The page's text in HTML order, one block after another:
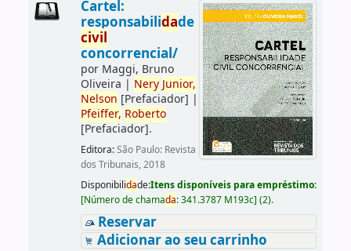
Cartel:
responsabilidade
civil
concorrencial/
por Maggi, Bruno
Oliveira | Nery Junior,
Nelson [Prefaciador] |
Pfeiffer, Roberto
[Prefaciador].
Editora:São Paulo: Revista
dos Tribunais, 2018
Disponibilidade:Itens disponíveis para empréstimo:
[Número de chamada:341.3787 M193c] (2).
Reservar
Adicionar ao seu carrinho